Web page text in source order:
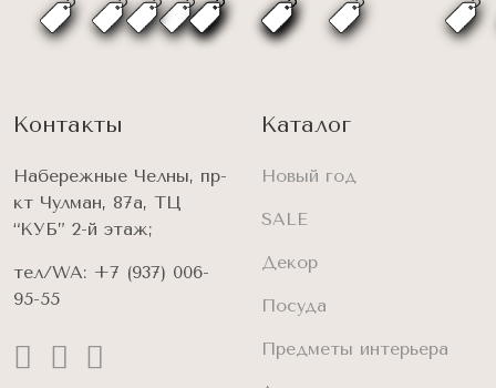
Контакты
Набережные Челны, пр-
кт Чулман, 87а, ТЦ
“КУБ” 2-й этаж;
тел/WA: +7 (937) 006-
95-55
Каталог
Новый год
SALE
Декор
Посуда
Предметы интерьера